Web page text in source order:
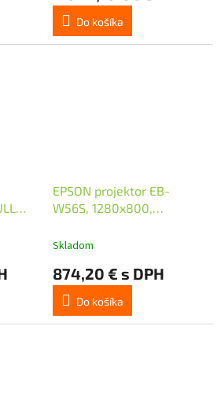
Do košíka
EPSON projektor EB-
W56S, 1280x800,
HDMI, USB, REPRO 16W
Skladom
874,20 € s DPH
Do košíka